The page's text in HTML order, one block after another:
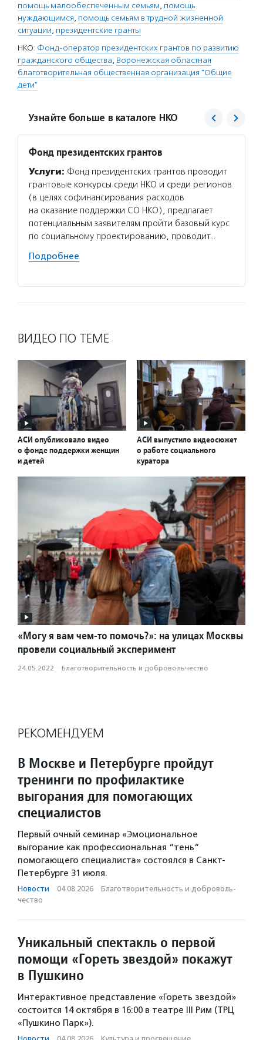
помощь малообеспеченным семьям, помощь
нуждающимся, помощь семьям в трудной жизненной
ситуации, президентские гранты
НКО: Фонд-оператор президентских грантов по развитию
гражданского общества, Воронежская областная
благотворительная общественная организация "Общие
дети"
Узнайте больше в каталоге НКО
Фонд президентских грантов
Услуги: Фонд президентских грантов проводит
грантовые конкурсы среди НКО и среди регионов
(в целях софинансирования расходов
на оказание поддержки СО НКО), предлагает
потенциальным заявителям пройти базовый курс
по социальному проектированию, проводит…
Подробнее
ВИДЕО ПО ТЕМЕ
АСИ опубликовало видео
о фонде поддержки женщин
и детей
АСИ выпустило видеосюжет
о работе социального
куратора
«Могу я вам чем-то помочь?»: на улицах Москвы
провели социальный эксперимент
24.05.2022 · Благотвори­тель­ность и доброволь­чест­во
РЕКОМЕНДУЕМ
В Москве и Петербурге пройдут
тренинги по профилактике
выгорания для помогающих
специалистов
Первый очный семинар «Эмоциональное
выгорание как профессиональная “тень“
помогающего специалиста» состоялся в Санкт-
Петербурге 31 июля.
Новости · 04.08.2026 · Благотвори­тель­ность и доброволь­
чест­во
Уникальный спектакль о первой
помощи «Гореть звездой» покажут
в Пушкино
Интерактивное представление «Гореть звездой»
состоится 14 октября в 16:00 в театре III Рим (ТРЦ
«Пушкино Парк»).